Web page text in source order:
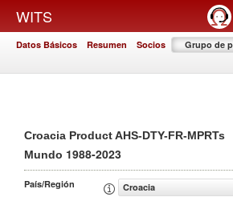
WITS
Datos Básicos Resumen Socios Grupo de
Croacia Product AHS-DTY-FR-MPRTs
Mundo 1988-2023
País/Región
Croacia